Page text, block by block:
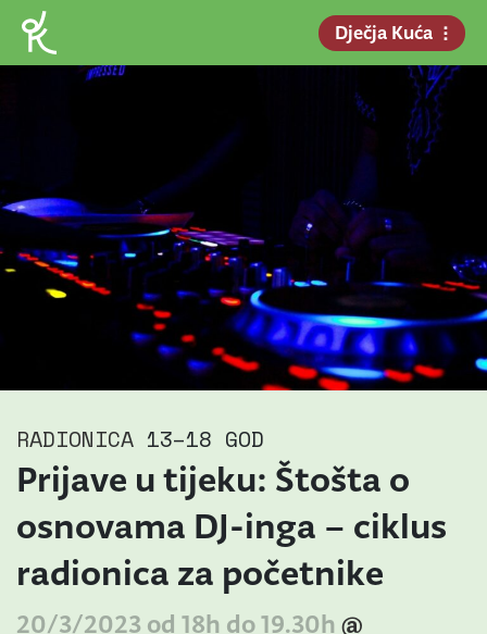
Dječja Kuća
RADIONICA 13–18 GOD
Prijave u tijeku: Štošta o
osnovama DJ-inga – ciklus
radionica za početnike
20/3/2023 od 18h do 19.30h @